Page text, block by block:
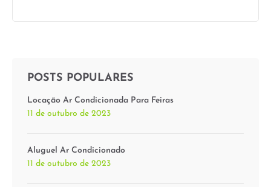
POSTS POPULARES
Locação Ar Condicionada Para Feiras
11 de outubro de 2023
Aluguel Ar Condicionado
11 de outubro de 2023